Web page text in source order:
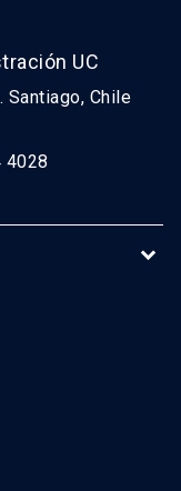
UC
Santiago, Chile
4028